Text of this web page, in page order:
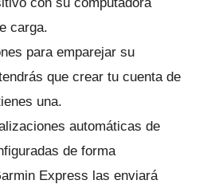
carga.
para emparejar su
que crear tu cuenta de
una.
automáticas de
de forma
Express las enviará